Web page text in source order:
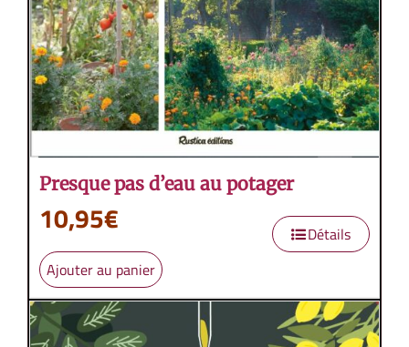
Presque pas d’eau au potager
10,95€
Ajouter au panier
Détails